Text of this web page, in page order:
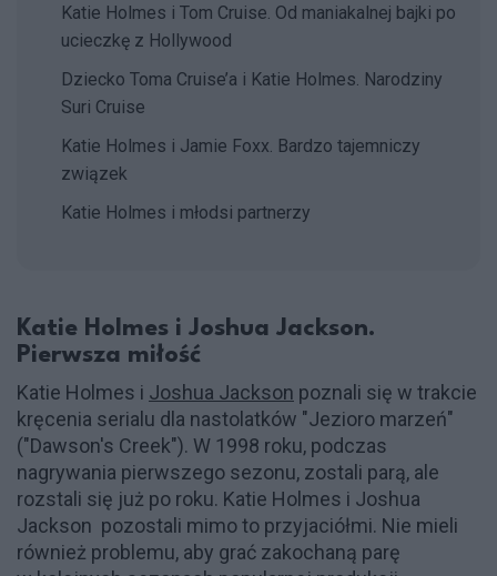
Katie Holmes i Tom Cruise. Od maniakalnej bajki po
ucieczkę z Hollywood
Dziecko Toma Cruise’a i Katie Holmes. Narodziny
Suri Cruise
Katie Holmes i Jamie Foxx. Bardzo tajemniczy
związek
Katie Holmes i młodsi partnerzy
Katie Holmes i Joshua Jackson.
Pierwsza miłość
Katie Holmes i Joshua Jackson poznali się w trakcie
kręcenia serialu dla nastolatków "Jezioro marzeń"
("Dawson's Creek"). W 1998 roku, podczas
nagrywania pierwszego sezonu, zostali parą, ale
rozstali się już po roku. Katie Holmes i Joshua
Jackson pozostali mimo to przyjaciółmi. Nie mieli
również problemu, aby grać zakochaną parę